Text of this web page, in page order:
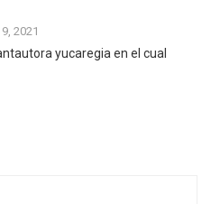
2021
yucaregia en el cual